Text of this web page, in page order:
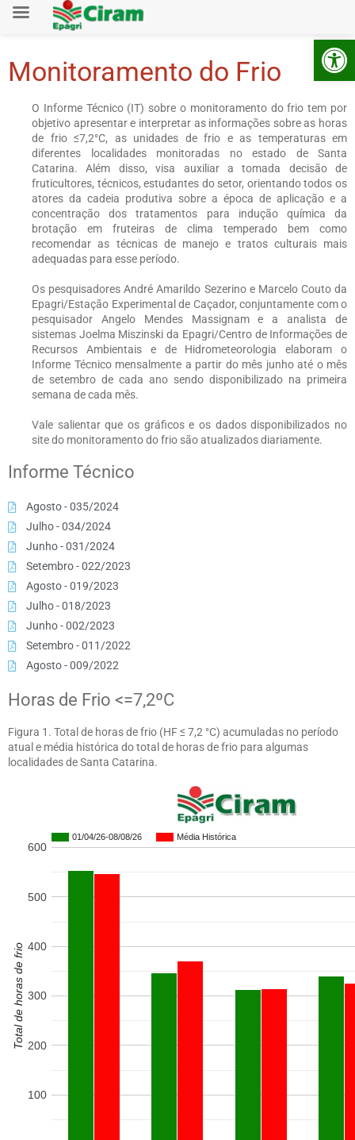
Monitoramento do Frio
O Informe Técnico (IT) sobre o monitoramento do frio tem por
objetivo apresentar e interpretar as informações sobre as horas
de frio ≤7,2°C, as unidades de frio e as temperaturas em
diferentes localidades monitoradas no estado de Santa
Catarina. Além disso, visa auxiliar a tomada decisão de
fruticultores, técnicos, estudantes do setor, orientando todos os
atores da cadeia produtiva sobre a época de aplicação e a
concentração dos tratamentos para indução química da
brotação em fruteiras de clima temperado bem como
recomendar as técnicas de manejo e tratos culturais mais
adequadas para esse período.
Os pesquisadores André Amarildo Sezerino e Marcelo Couto da
Epagri/Estação Experimental de Caçador, conjuntamente com o
pesquisador Angelo Mendes Massignam e a analista de
sistemas Joelma Miszinski da Epagri/Centro de Informações de
Recursos Ambientais e de Hidrometeorologia elaboram o
Informe Técnico mensalmente a partir do mês junho até o mês
de setembro de cada ano sendo disponibilizado na primeira
semana de cada mês.
Vale salientar que os gráficos e os dados disponibilizados no
site do monitoramento do frio são atualizados diariamente.
Informe Técnico
Agosto - 035/2024
Julho - 034/2024
Junho - 031/2024
Setembro - 022/2023
Agosto - 019/2023
Julho - 018/2023
Junho - 002/2023
Setembro - 011/2022
Agosto - 009/2022
Horas de Frio <=7,2ºC
Figura 1. Total de horas de frio (HF ≤ 7,2 °C) acumuladas no período
atual e média histórica do total de horas de frio para algumas
localidades de Santa Catarina.
01/04/26-08/08/26 Média Histórica
100
200
300
400
500
600
Total de horas de frio